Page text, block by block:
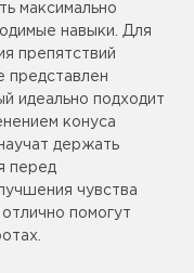
максимально
навыки. Для
препятствий
представлен
идеально подходит
конуса
держать
перед
чувства
помогут